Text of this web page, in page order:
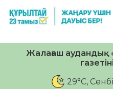
Жалағаш
29°C,